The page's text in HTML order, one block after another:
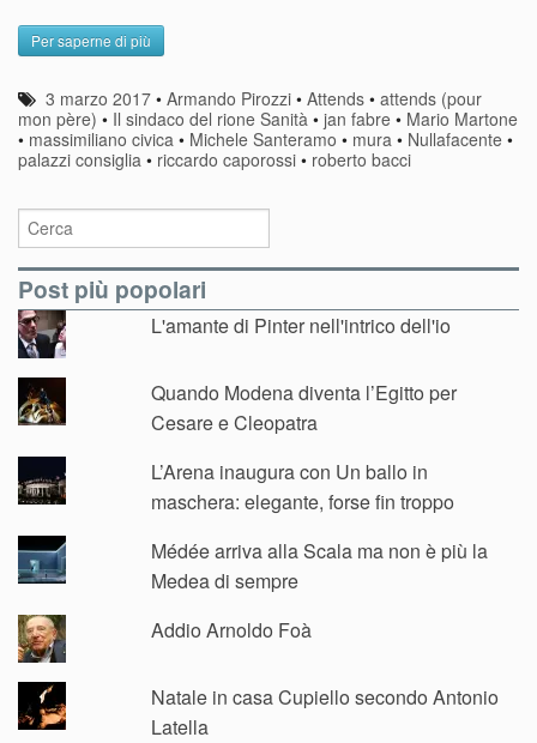
Per saperne di più
3 marzo 2017 •Armando Pirozzi •Attends •attends (pour
mon père) • Il sindaco del rione Sanità • jan fabre • Mario Martone
• massimiliano civica • Michele Santeramo • mura • Nullafacente •
palazzi consiglia • riccardo caporossi • roberto bacci
Post più popolari
L'amante di Pinter nell'intrico dell'io
Quando Modena diventa l’Egitto per
Cesare e Cleopatra
L’Arena inaugura con Un ballo in
maschera: elegante, forse fin troppo
Médée arriva alla Scala ma non è più la
Medea di sempre
Addio Arnoldo Foà
Natale in casa Cupiello secondo Antonio
Latella